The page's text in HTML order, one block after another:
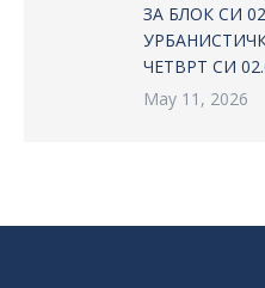
ЗА БЛОК СИ
ЧЕТВРТ СИ
May 11, 2026